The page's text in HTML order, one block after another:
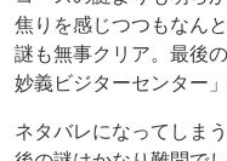
焦りを感じつつもなん
謎も無事クリア。最後
妙義ビジターセンター」
ネタバレになってしま